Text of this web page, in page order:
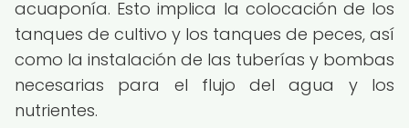
acuaponía. Esto implica la colocación de los
tanques de cultivo y los tanques de peces, así
como la instalación de las tuberías y bombas
necesarias para el flujo del agua y los
nutrientes.